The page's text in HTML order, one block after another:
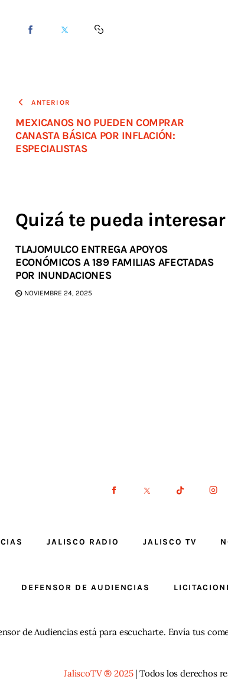
ANTERIOR
MEXICANOS NO PUEDEN COMPRAR
CANASTA BÁSICA POR INFLACIÓN:
ESPECIALISTAS
Quizá te pueda interesar
TLAJOMULCO ENTREGA APOYOS
ECONÓMICOS A 189 FAMILIAS AFECTADAS
POR INUNDACIONES
NOVIEMBRE 24, 2025
JALISCO RADIO JALISCO TV
DEFENSOR DE AUDIENCIAS
de Audiencias está para escucharte. Envía tus
JaliscoTV ® 2025| Todos los derechos